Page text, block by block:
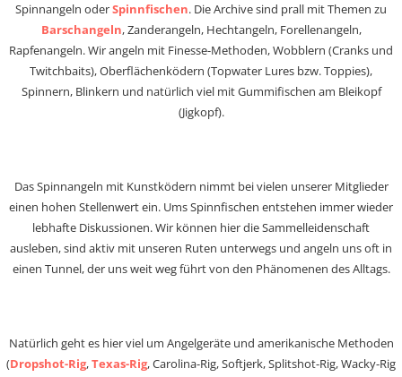
Spinnangeln oderSpinnfischen. Die Archive sind prall mit Themen zu
Barschangeln, Zanderangeln, Hechtangeln, Forellenangeln,
Rapfenangeln. Wir angeln mit Finesse-Methoden, Wobblern (Cranks und
Twitchbaits), Oberflächenködern (Topwater Lures bzw. Toppies),
Spinnern, Blinkern und natürlich viel mit Gummifischen am Bleikopf
(Jigkopf).
Das Spinnangeln mit Kunstködern nimmt bei vielen unserer Mitglieder
einen hohen Stellenwert ein. Ums Spinnfischen entstehen immer wieder
lebhafte Diskussionen. Wir können hier die Sammelleidenschaft
ausleben, sind aktiv mit unseren Ruten unterwegs und angeln uns oft in
einen Tunnel, der uns weit weg führt von den Phänomenen des Alltags.
Natürlich geht es hier viel um Angelgeräte und amerikanische Methoden
(Dropshot-Rig,Texas-Rig, Carolina-Rig, Softjerk, Splitshot-Rig, Wacky-Rig